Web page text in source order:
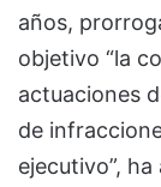
años,
objetivo “la
actuaciones
de
ejecutivo”,